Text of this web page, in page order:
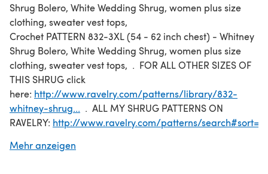
Shrug Bolero, White Wedding Shrug, women plus size
clothing, sweater vest tops,
Crochet PATTERN 832-3XL (54 - 62 inch chest) - Whitney
Shrug Bolero, White Wedding Shrug, women plus size
clothing, sweater vest tops, . FOR ALL OTHER SIZES OF
THIS SHRUG click
here: http://www.ravelry.com/patterns/library/832-
whitney-shrug... . ALL MY SHRUG PATTERNS ON
RAVELRY: http://www.ravelry.com/patterns/
SHOP:http://www.ravelry.com/designers/emi-
Mehr anzeigen